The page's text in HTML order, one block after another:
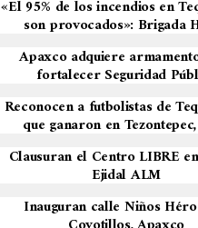
«El 95% de los incendios en
son provocados»: Brigada
Apaxco adquiere
fortalecer Seguridad
Reconocen a futbolistas de
que ganaron en
Clausuran el Centro LIBRE
Ejidal ALM
Inauguran calle Niños